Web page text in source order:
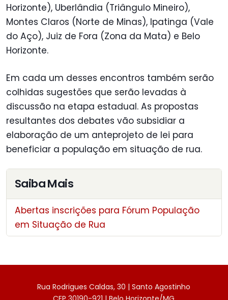
Horizonte), Uberlândia (Triângulo Mineiro),
Montes Claros (Norte de Minas), Ipatinga (Vale
do Aço), Juiz de Fora (Zona da Mata) e Belo
Horizonte.
Em cada um desses encontros também serão
colhidas sugestões que serão levadas à
discussão na etapa estadual. As propostas
resultantes dos debates vão subsidiar a
elaboração de um anteprojeto de lei para
beneficiar a população em situação de rua.
Saiba Mais
Abertas inscrições para Fórum População
em Situação de Rua
Rua Rodrigues Caldas, 30 | Santo Agostinho